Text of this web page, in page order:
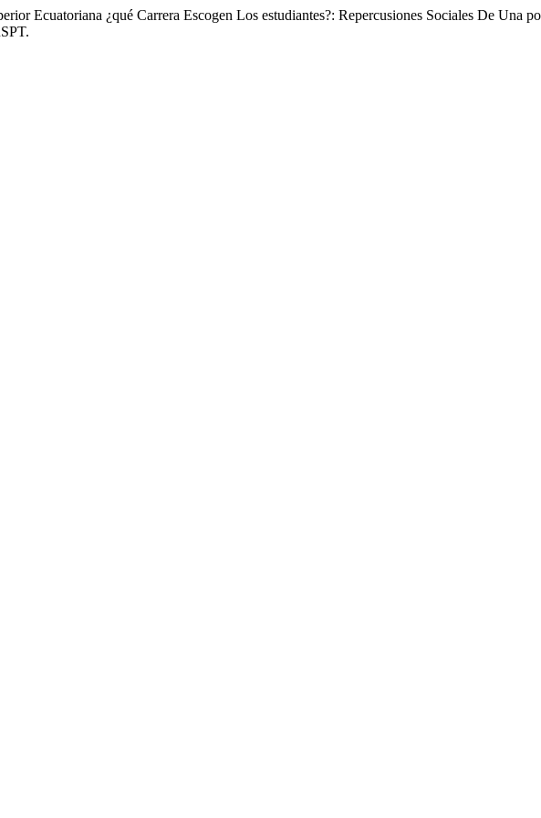
Ecuatoriana ¿qué Carrera Escogen Los estudiantes?: Repercusiones Sociales De Una